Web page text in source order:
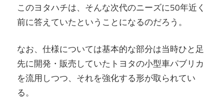
このヨタハチは、そんな次代のニーズに50年近く
前に答えていたということになるのだろう。
なお、仕様については基本的な部分は当時ひと足
先に開発・販売していたトヨタの小型車パブリカ
を流用しつつ、それを強化する形が取られてい
る。